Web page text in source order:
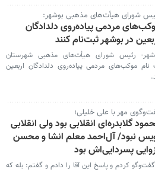
شورای هیأت‌های مذهبی بوشهر:
مردمی پیاده‌روی دلدادگان
در بوشهر ثبت‌نام کنند
رئیس شورای هیأت‌های مذهبی شهرستان
موکب‌های مردمی پیاده‌روی دلدادگان اربعین
مهر با علی خلیلی؛
گلابدره‌ای انقلابی بود ولی انقلابی
نبود/ آل‌احمد معلم انشا و محسن
پسردایی‌اش بود
کردم و پاسخ این آقا را دادم و گفتم: بله که